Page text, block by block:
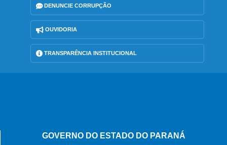
DENUNCIE CORRUPÇÃO
OUVIDORIA
TRANSPARÊNCIA INSTITUCIONAL
GOVERNO DO ESTADO DO PARANÁ